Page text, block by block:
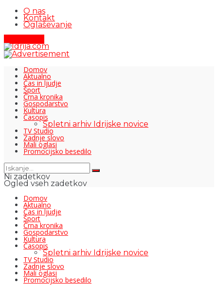
O nas
Kontakt
Oglaševanje
Domov
Aktualno
Čas in ljudje
Šport
Črna kronika
Gospodarstvo
Kultura
Časopis
Spletni arhiv Idrijske novice
TV Studio
Zadnje slovo
Mali oglasi
Promocijsko besedilo
Ni zadetkov
Ogled vseh zadetkov
Domov
Aktualno
Čas in ljudje
Šport
Črna kronika
Gospodarstvo
Kultura
Časopis
Spletni arhiv Idrijske novice
TV Studio
Zadnje slovo
Mali oglasi
Promocijsko besedilo